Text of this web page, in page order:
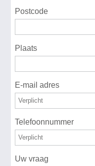
Postcode
Plaats
E-mail adres
Telefoonnummer
Uw vraag